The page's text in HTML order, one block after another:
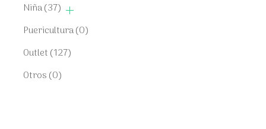
Niña(37)
Puericultura(0)
Outlet(127)
Otros(0)